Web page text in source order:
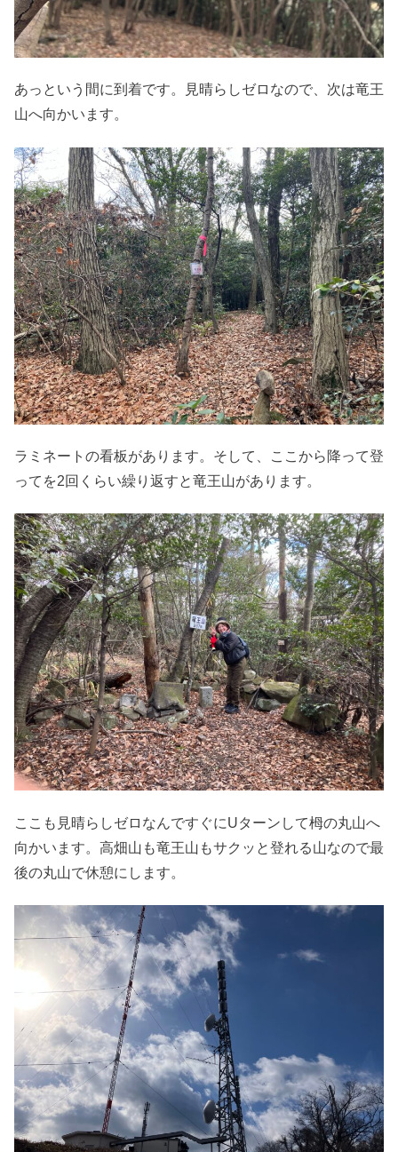
あっという間に到着です。見晴らしゼロなので、次は竜王
山へ向かいます。
ラミネートの看板があります。そして、ここから降って登
ってを2回くらい繰り返すと竜王山があります。
ここも見晴らしゼロなんですぐにUターンして栂の丸山へ
向かいます。高畑山も竜王山もサクッと登れる山なので最
後の丸山で休憩にします。